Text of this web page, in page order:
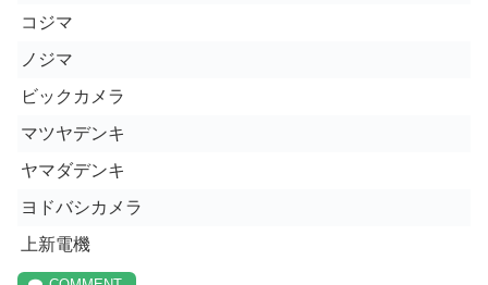
コジマ
ノジマ
ビックカメラ
マツヤデンキ
ヤマダデンキ
ヨドバシカメラ
上新電機